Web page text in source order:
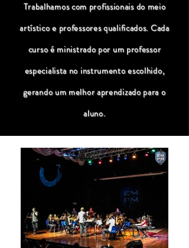
Trabalhamos com profissionais do meio
artístico e professores qualificados. Cada
curso é ministrado por um professor
especialista no instrumento escolhido,
gerando um melhor aprendizado para o
aluno.